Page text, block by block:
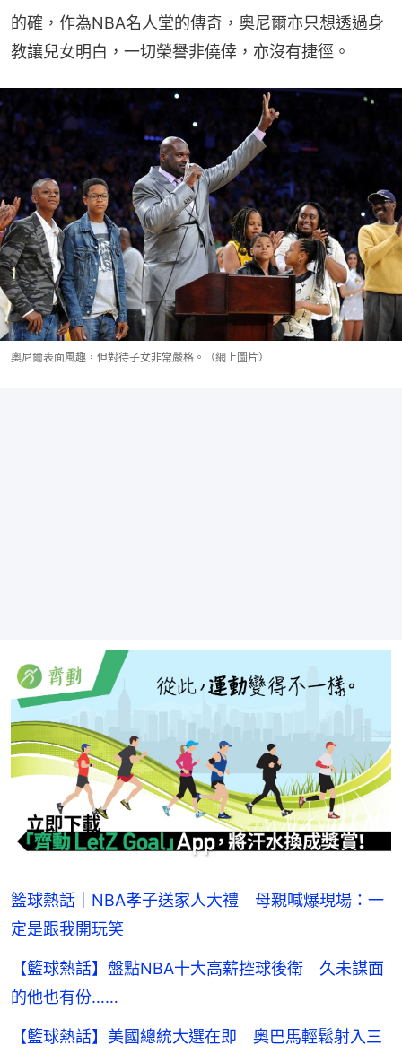
的確，作為NBA名人堂的傳奇，奧尼爾亦只想透過身
教讓兒女明白，一切榮譽非僥倖，亦沒有捷徑。
奧尼爾表面風趣，但對待子女非常嚴格。（網上圖片）
籃球熱話｜NBA孝子送家人大禮 母親喊爆現場：一
定是跟我開玩笑
【籃球熱話】盤點NBA十大高薪控球後衛 久未謀面
的他也有份……
【籃球熱話】美國總統大選在即 奧巴馬輕鬆射入三